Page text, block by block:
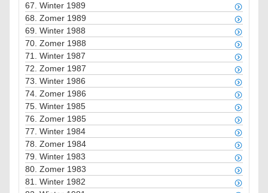
67. Winter 1989
68. Zomer 1989
69. Winter 1988
70. Zomer 1988
71. Winter 1987
72. Zomer 1987
73. Winter 1986
74. Zomer 1986
75. Winter 1985
76. Zomer 1985
77. Winter 1984
78. Zomer 1984
79. Winter 1983
80. Zomer 1983
81. Winter 1982